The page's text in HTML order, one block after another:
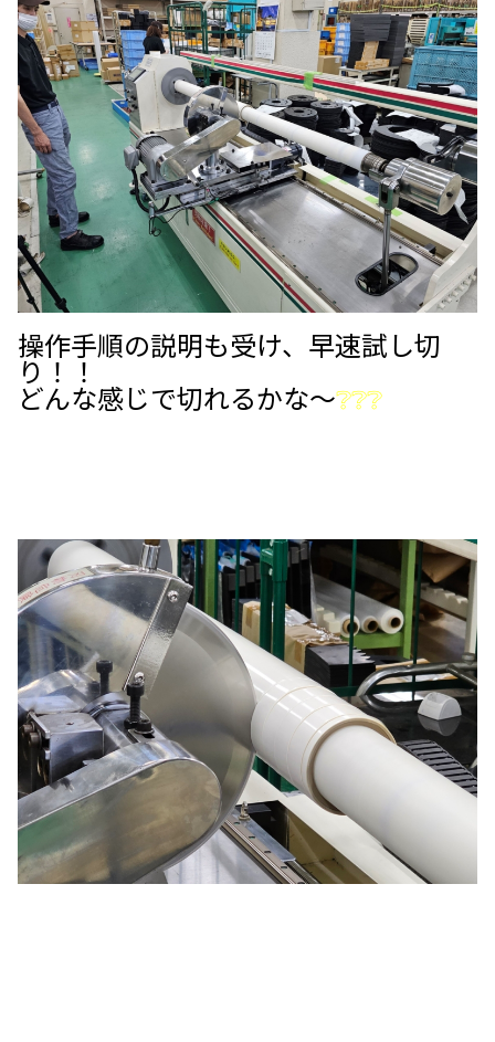
操作手順の説明も受け、早速試し切
り！！
どんな感じで切れるかな～❔❔❔